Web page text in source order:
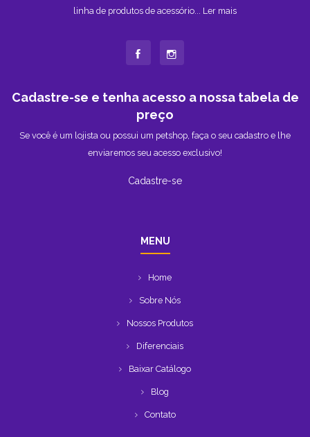
linha de produtos de acessório... Ler mais
Cadastre-se e tenha acesso a nossa tabela de
preço
Se você é um lojista ou possui um petshop, faça o seu cadastro e lhe
enviaremos seu acesso exclusivo!
Cadastre-se
MENU
Home
Sobre Nós
Nossos Produtos
Diferenciais
Baixar Catálogo
Blog
Contato